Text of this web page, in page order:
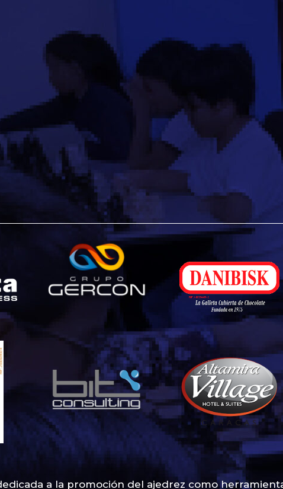
a la promoción del ajedrez como